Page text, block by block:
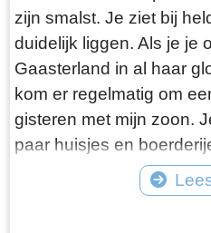
zijn smalst. Je ziet bij
duidelijk liggen. Als je je
Gaasterland in al haar
kom er regelmatig om
gisteren met mijn zoon.
paar huisjes en
visrestaurants op
Er schijnt het jaar rond